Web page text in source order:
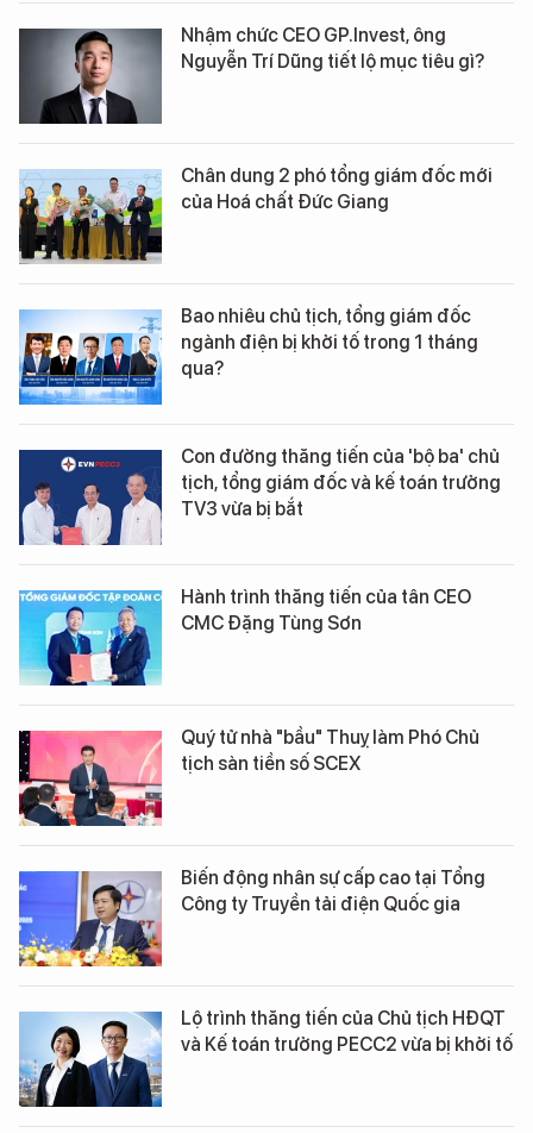
Nhậm chức CEO GP.Invest, ông
Nguyễn Trí Dũng tiết lộ mục tiêu gì?
Chân dung 2 phó tổng giám đốc mới
của Hoá chất Đức Giang
Bao nhiêu chủ tịch, tổng giám đốc
ngành điện bị khởi tố trong 1 tháng
qua?
Con đường thăng tiến của 'bộ ba' chủ
tịch, tổng giám đốc và kế toán trưởng
TV3 vừa bị bắt
Hành trình thăng tiến của tân CEO
CMC Đặng Tùng Sơn
Quý tử nhà "bầu" Thuỵ làm Phó Chủ
tịch sàn tiền số SCEX
Biến động nhân sự cấp cao tại Tổng
Công ty Truyền tải điện Quốc gia
Lộ trình thăng tiến của Chủ tịch HĐQT
và Kế toán trưởng PECC2 vừa bị khởi tố